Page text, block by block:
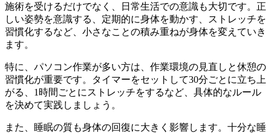
施術を受けるだけでなく、日常生活での意識も大切です。正
しい姿勢を意識する、定期的に身体を動かす、ストレッチを
習慣化するなど、小さなことの積み重ねが身体を変えていき
ます。
特に、パソコン作業が多い方は、作業環境の見直しと休憩の
習慣化が重要です。タイマーをセットして30分ごとに立ち上
がる、1時間ごとにストレッチをするなど、具体的なルール
を決めて実践しましょう。
また、睡眠の質も身体の回復に大きく影響します。十分な睡